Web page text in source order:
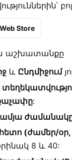
Store
աշխատանքը
և Ընդմիջում
:
(ժամեր/օր,
8 և 40: